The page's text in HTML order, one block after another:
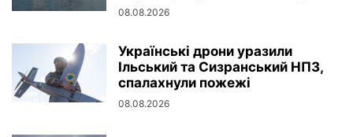
08.08.2026
Українські дрони уразили
Ільський та Сизранський НПЗ,
спалахнули пожежі
08.08.2026